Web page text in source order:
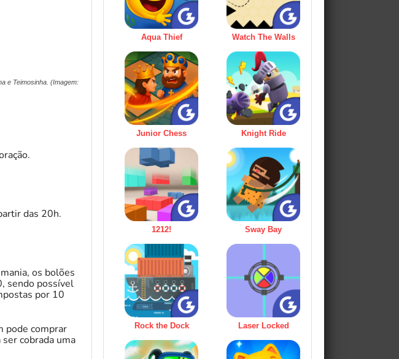
e Teimosinha. (Imagem:
das 20h.
os bolões
sendo possível
por 10
pode comprar
cobrada uma
Aqua Thief Watch The Walls
Junior Chess Knight Ride
1212! Sway Bay
Rock the Dock Laser Locked